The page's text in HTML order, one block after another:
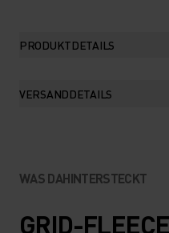
PRODUKTDETAILS
VERSANDDETAILS
WAS DAHINTERSTECKT
GRID-